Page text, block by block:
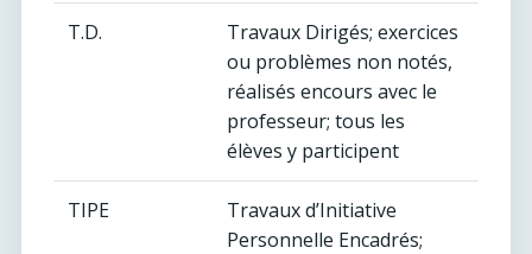
T.D.
Travaux Dirigés; exercices
ou problèmes non notés,
réalisés encours avec le
professeur; tous les
élèves y participent
TIPE
Travaux d’Initiative
Personnelle Encadrés;